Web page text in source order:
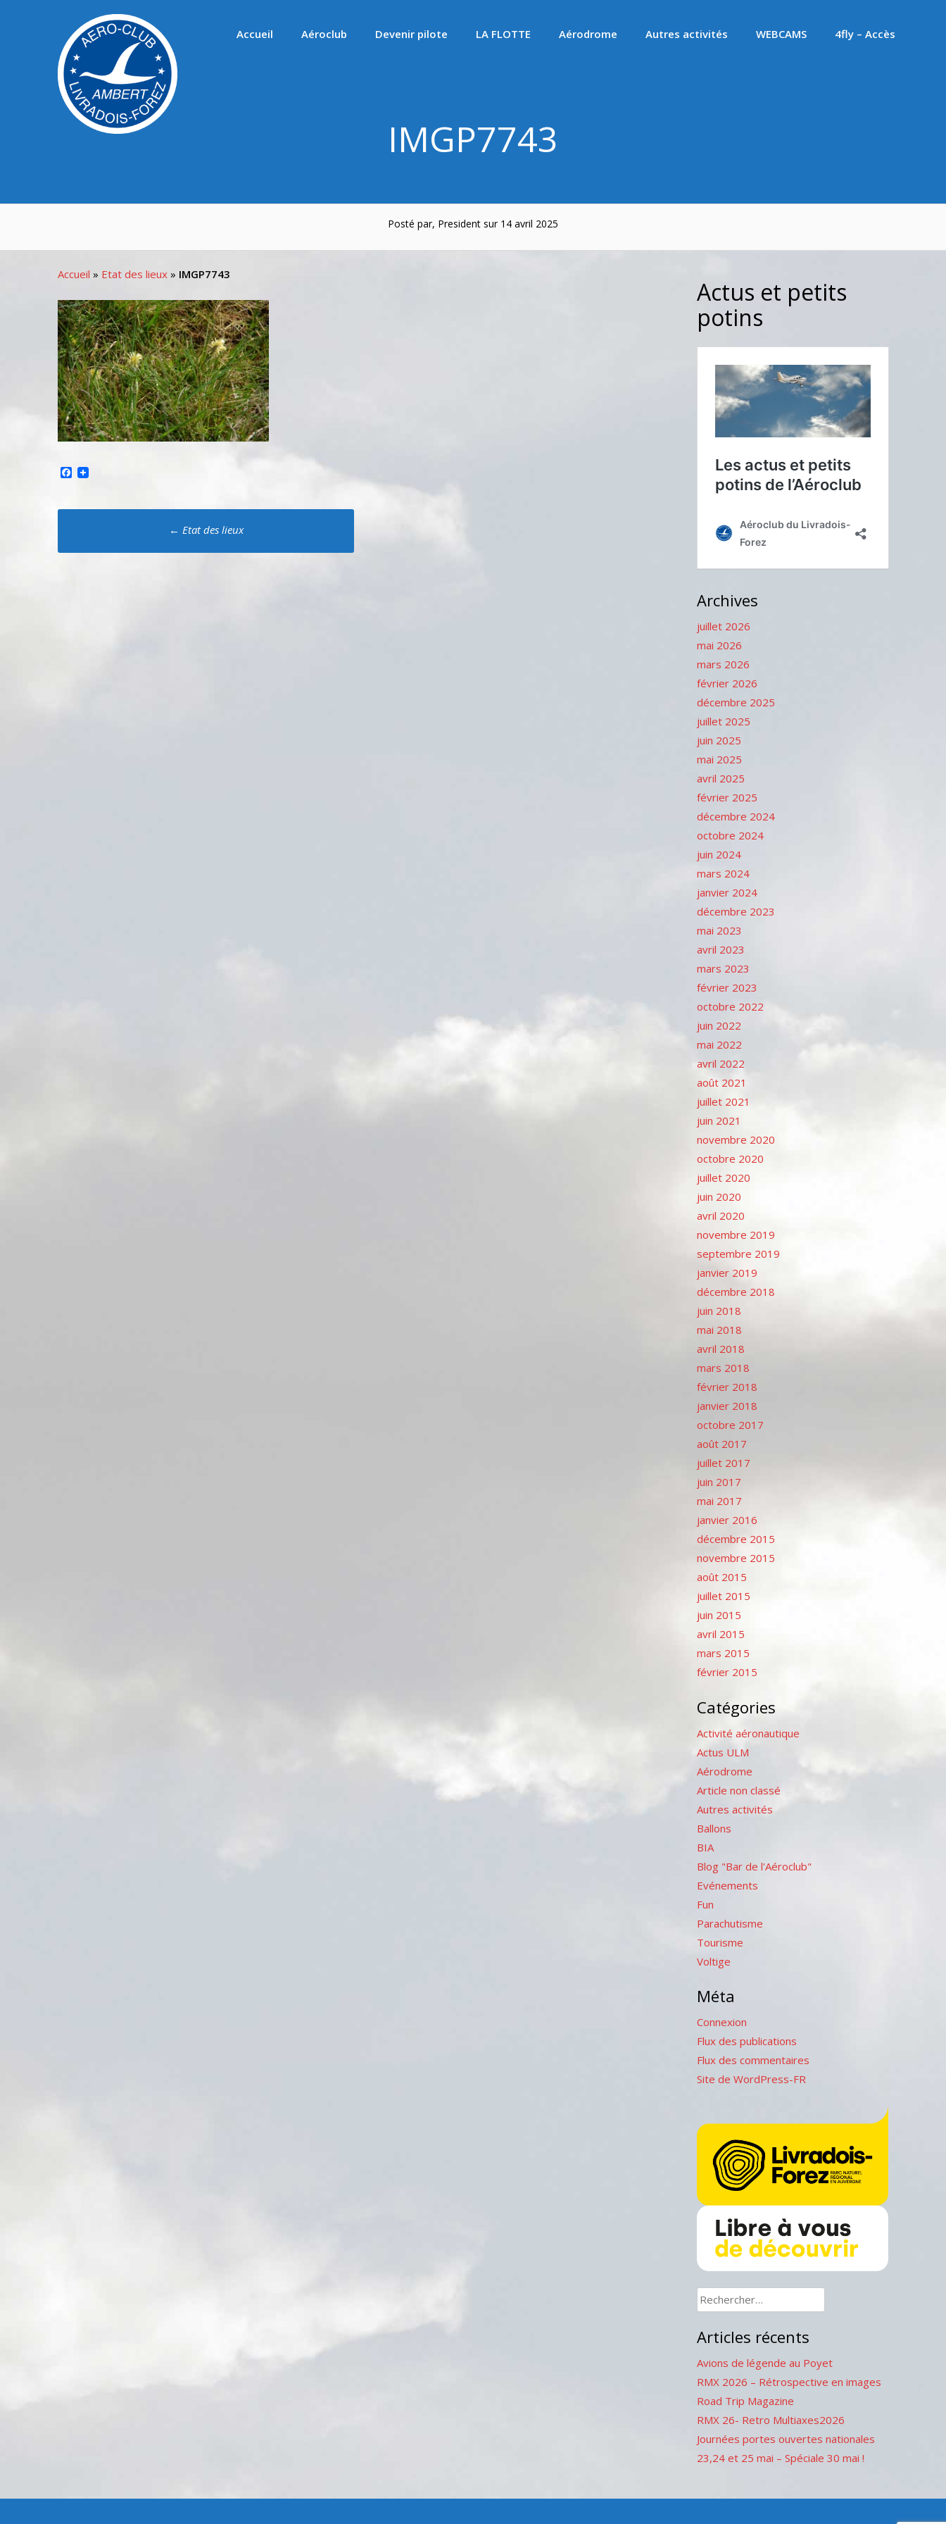
Accueil Aéroclub Devenir pilote LA FLOTTE Aérodrome Autres activités WEBCAMS 4fly – Accès
IMGP7743
Posté par, President sur 14 avril 2025
Accueil » Etat des lieux » IMGP7743
Facebook
Poste
navigation
← Etat des lieux
Actus et petits
potins
Archives
juillet 2026
mai 2026
mars 2026
février 2026
décembre 2025
juillet 2025
juin 2025
mai 2025
avril 2025
février 2025
décembre 2024
octobre 2024
juin 2024
mars 2024
janvier 2024
décembre 2023
mai 2023
avril 2023
mars 2023
février 2023
octobre 2022
juin 2022
mai 2022
avril 2022
août 2021
juillet 2021
juin 2021
novembre 2020
octobre 2020
juillet 2020
juin 2020
avril 2020
novembre 2019
septembre 2019
janvier 2019
décembre 2018
juin 2018
mai 2018
avril 2018
mars 2018
février 2018
janvier 2018
octobre 2017
août 2017
juillet 2017
juin 2017
mai 2017
janvier 2016
décembre 2015
novembre 2015
août 2015
juillet 2015
juin 2015
avril 2015
mars 2015
février 2015
Catégories
Activité aéronautique
Actus ULM
Aérodrome
Article non classé
Autres activités
Ballons
BIA
Blog "Bar de l'Aéroclub"
Evénements
Fun
Parachutisme
Tourisme
Voltige
Méta
Connexion
Flux des publications
Flux des commentaires
Site de WordPress-FR
Rechercher :
Articles récents
Avions de légende au Poyet
RMX 2026 – Rétrospective en images
Road Trip Magazine
RMX 26- Retro Multiaxes2026
Journées portes ouvertes nationales
23,24 et 25 mai – Spéciale 30 mai !